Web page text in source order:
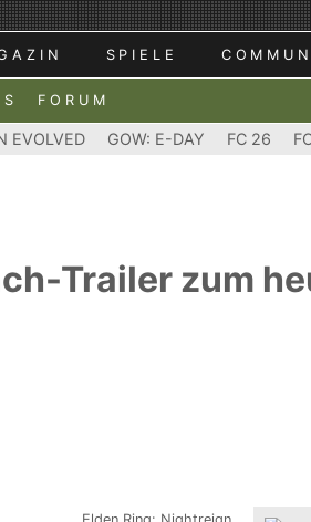
SPIELE
FORUM
EVOLVED GOW: E-DAY FC 26
Trailer zum